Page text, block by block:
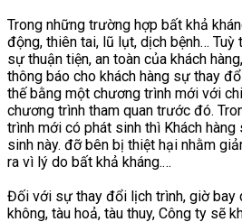
Trong những trường hợp bất khả
động, thiên tai, lũ lụt, dịch bệnh… Tuỳ
sự thuận tiện, an toàn của khách
thông báo cho khách hàng sự thay
thế bằng một chương trình mới với
chương trình tham quan trước đó.
trình mới có phát sinh thì Khách hàng
sinh này. đỡ bên bị thiệt hại nhằm
ra vì lý do bất khả kháng.…
Đối với sự thay đổi lịch trình, giờ bay
không, tàu hoả, tàu thuy, Công ty sẽ